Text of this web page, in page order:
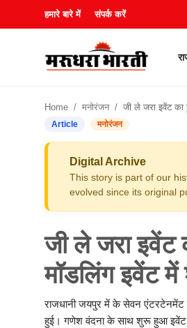
हमारे बारे में संपर्क करें
लाइफस्टाइल
Home मनोरंजन जी ले जरा इवेंट का हुआ रंगारंग समापन,
Article मनोरंजन
Digital Archive
This story is part of our
evolved since its original
जी ले जरा इवेंट
मॉडलिंग इवेंट
राजधानी जयपुर में के सेवन एंटरटेनमेंट
हुई। गणेश वंदना के साथ शुरू हुआ इवेंट